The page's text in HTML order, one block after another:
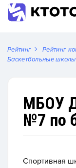
Рейтинг Рейтинг
Баскетбольные школы
МБОУ
№7 по
Спортивная